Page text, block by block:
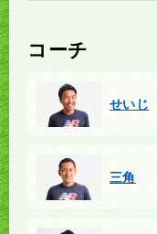
コーチ
せいじ
三角